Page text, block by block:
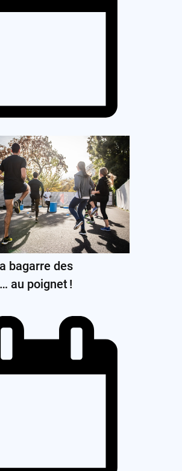
bagarre des
au poignet !